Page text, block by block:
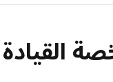
القيادة